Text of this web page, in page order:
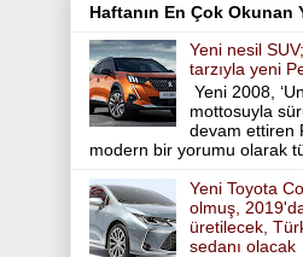
Haftanın En Çok Okunan
Yeni nesil
tarzıyla yeni
Yeni 2008,
mottosuyla
devam ettiren
modern bir yorumu olarak
Yeni Toyota
olmuş,
üretilecek,
sedanı olacak